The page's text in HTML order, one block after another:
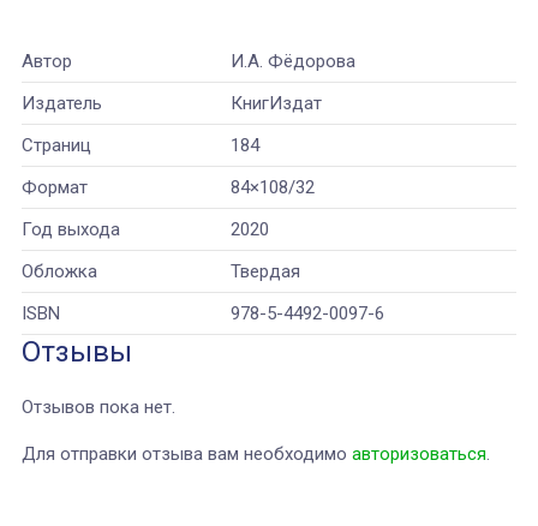
Автор
И.А. Фёдорова
Издатель
КнигИздат
Страниц
184
Формат
84×108/32
Год выхода
2020
Обложка
Твердая
ISBN
978-5-4492-0097-6
Отзывы
Отзывов пока нет.
Для отправки отзыва вам необходимо авторизоваться.